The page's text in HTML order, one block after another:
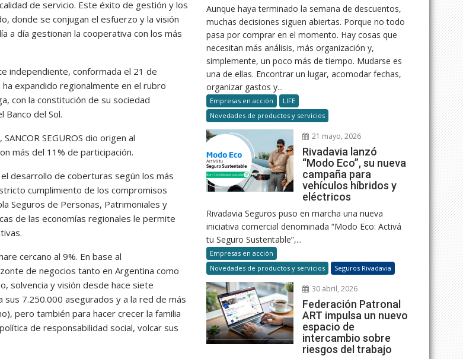
de servicio. Este éxito de gestión y los
donde se conjugan el esfuerzo y la visión
a día gestionan la cooperativa con los más
independiente, conformada el 21 de
expandido regionalmente en el rubro
con la constitución de su sociedad
Banco del Sol.
SEGUROS dio origen al
más del 11% de participación.
desarrollo de coberturas según los más
cumplimiento de los compromisos
Seguros de Personas, Patrimoniales y
de las economías regionales le permite
cercano al 9%. En base al
de negocios tanto en Argentina como
solvencia y visión desde hace siete
7.250.000 asegurados y a la red de más
pero también para hacer crecer la familia
de responsabilidad social, volcar sus
Aunque haya terminado la semana de descuentos,
muchas decisiones siguen abiertas. Porque no todo
pasa por comprar en el momento. Hay cosas que
necesitan más análisis, más organización y,
simplemente, un poco más de tiempo. Mudarse es
una de ellas. Encontrar un lugar, acomodar fechas,
organizar gastos y...
Empresas en acción
LIFE
Novedades de productos y servicios
21 mayo, 2026
Rivadavia lanzó
“Modo Eco”, su nueva
campaña para
vehículos híbridos y
eléctricos
Rivadavia Seguros puso en marcha una nueva
iniciativa comercial denominada “Modo Eco: Activá
tu Seguro Sustentable”,...
Empresas en acción
Novedades de productos y servicios
Seguros Rivadavia
30 abril, 2026
Federación Patronal
ART impulsa un nuevo
espacio de
intercambio sobre
riesgos del trabajo